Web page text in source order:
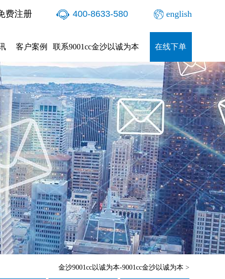
费注册 400-8633-580 english
客户案例 联系9001cc金沙以诚为本 在线下单
金沙9001cc以诚为本-9001cc金沙以诚为本 >